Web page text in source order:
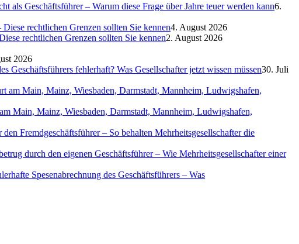
als Geschäftsführer – Warum diese Frage über Jahre teuer werden kann6.
rechtlichen Grenzen sollten Sie kennen4. August 2026
rechtlichen Grenzen sollten Sie kennen2. August 2026
2026
Geschäftsführers fehlerhaft? Was Gesellschafter jetzt wissen müssen30. Juli
Main, Mainz, Wiesbaden, Darmstadt, Mannheim, Ludwigshafen,
Fremdgeschäftsführer – So behalten Mehrheitsgesellschafter die
durch den eigenen Geschäftsführer – Wie Mehrheitsgesellschafter einer
Spesenabrechnung des Geschäftsführers – Was